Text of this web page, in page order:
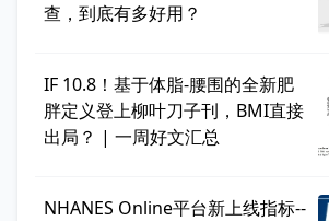
查，到底有多好用？
IF 10.8！基于体脂-腰围的全新肥
胖定义登上柳叶刀子刊，BMI直接
出局？ | 一周好文汇总
NHANES Online平台新上线指标--